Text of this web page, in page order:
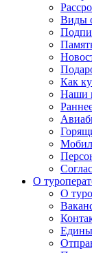
Виды
Как
Наши
О
О